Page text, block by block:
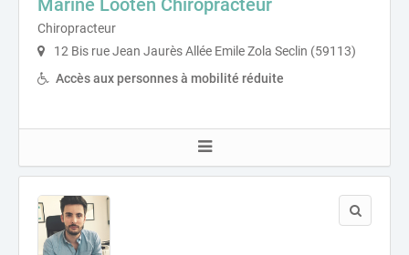
Marine Looten Chiropracteur
Chiropracteur
12 Bis rue Jean Jaurès Allée Emile Zola Seclin (59113)
Accès aux personnes à mobilité réduite